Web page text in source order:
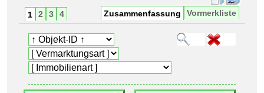
1 2 3 4 Vormerkliste
Zusammenfassung